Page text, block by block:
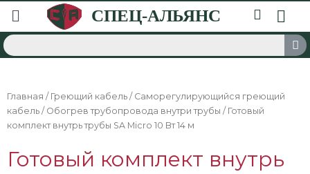
Главная / Греющий кабель / Саморегулирующийся греющий
кабель / Обогрев трубопровода внутри трубы / Готовый
комплект внутрь трубы SA Micro 10 Вт 14 м
Готовый комплект внутрь